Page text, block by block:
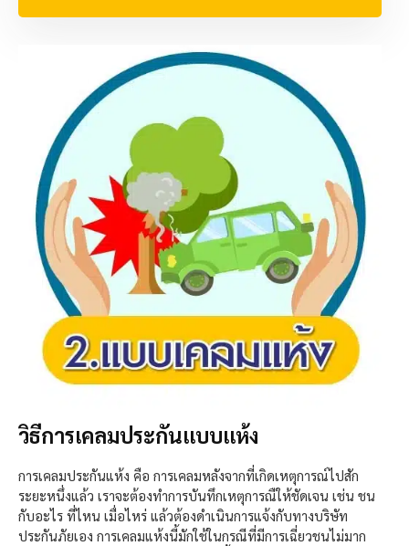
วิธีการเคลมประกันแบบแห้ง
การเคลมประกันแห้ง คือ การเคลมหลังจากที่เกิดเหตุการณ์ไปสัก
ระยะหนึ่งแล้ว เราจะต้องทำการบันทึกเหตุการณืให้ชัดเจน เช่น ชน
กับอะไร ที่ไหน เมื่อไหร่ แล้วต้องดำเนินการแจ้งกับทางบริษัท
ประกันภัยเอง การเคลมแห้งนี้มักใช้ในกรณีที่มีการเฉี่ยวชนไม่มาก